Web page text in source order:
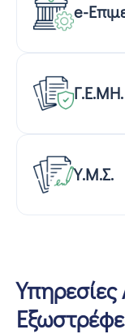
e-
Γ.Ε.ΜΗ.
Υ.Μ.Σ.